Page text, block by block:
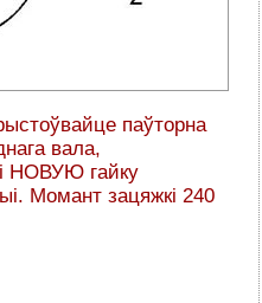
паўторна
вала,
НОВУЮ гайку
Момант зацяжкі 240